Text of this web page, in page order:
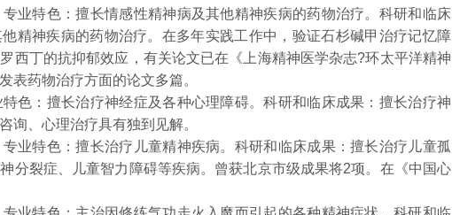
业特色：擅长情感性精神病及其他精神疾病的药物治疗。科研和临床
精神疾病的药物治疗。在多年实践工作中，验证石杉碱甲治疗记忆障
西丁的抗抑郁效应，有关论文已在《上海精神医学杂志?环太平洋精神
表药物治疗方面的论文多篇。
色：擅长治疗神经症及各种心理障碍。科研和临床成果：擅长治疗神
询、心理治疗具有独到见解。
业特色：擅长治疗儿童精神疾病。科研和临床成果：擅长治疗儿童孤
分裂症、儿童智力障碍等疾病。曾获北京市级成果将2项。在《中国心